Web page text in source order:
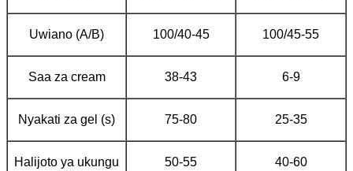
Uwiano (A/B) 100/40-45 100/45-55
Saa za cream 38-43 6-9
Nyakati za gel (s) 75-80 25-35
Halijoto ya ukungu
50-55 40-60